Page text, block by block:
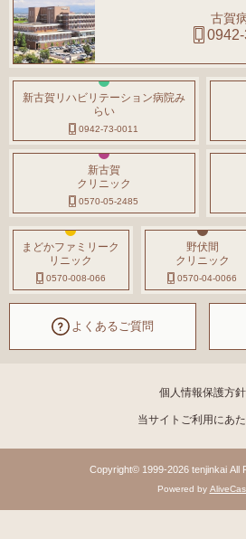
古賀
新古賀リハビリテーション病院み
らい
0942-73-0011
新古賀
クリニック
0570-05-2485
まどかファミリーク
リニック
0570-008-066
野伏間
クリニック
0570-04-0066
よくあるご質問
個人情報保護方針
当サイトご利用にあ
Copyright© 1999-2026 tenjinkai All
Powered by